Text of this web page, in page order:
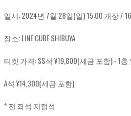
일시: 2024년 7월 28일(일) 15:00 개장 /
장소: LINE CUBE SHIBUYA
티켓 가격: SS석 ¥19,800(세금 포함) - 1
A석 ¥14,300(세금 포함)
* 전 좌석 지정석